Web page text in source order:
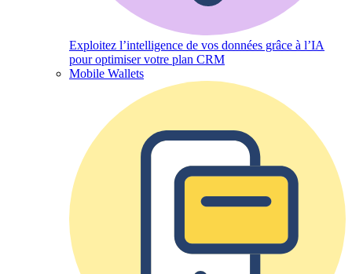
Exploitez l’intelligence de vos données grâce à l’IA
pour optimiser votre plan CRM
Mobile Wallets